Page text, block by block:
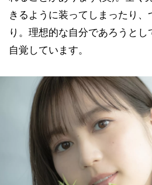
きるように装ってしまったり、
り。理想的な自分であろうとし
自覚しています。